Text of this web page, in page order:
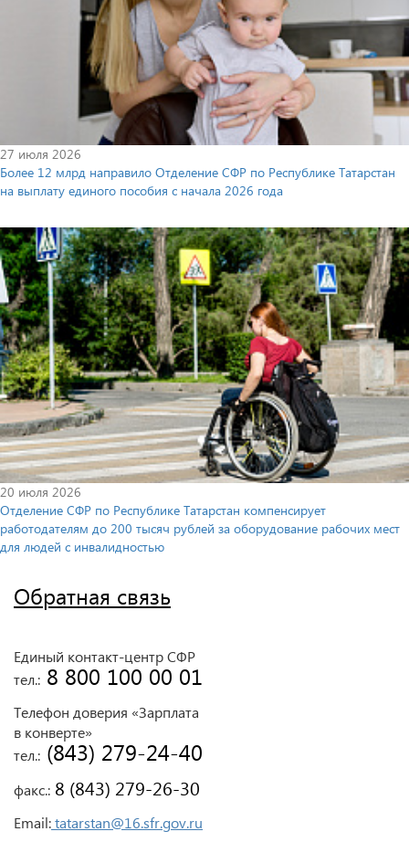
27 июля 2026
Более 12 млрд направило Отделение СФР по Республике Татарстан
на выплату единого пособия с начала 2026 года
20 июля 2026
Отделение СФР по Республике Татарстан компенсирует
работодателям до 200 тысяч рублей за оборудование рабочих мест
для людей с инвалидностью
Обратная связь
Единый контакт-центр СФР
тел.: 8 800 100 00 01
Телефон доверия «Зарплата
в конверте»
тел.: (843) 279-24-40
факс.: 8 (843) 279-26-30
Email:tatarstan@16.sfr.gov.ru